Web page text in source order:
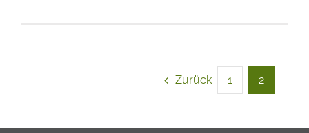
Zurück 1 2